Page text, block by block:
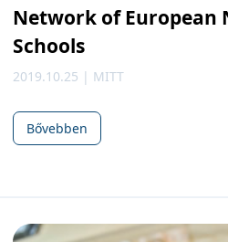
Network of European
Schools
2019.10.25 | MITT
Bővebben